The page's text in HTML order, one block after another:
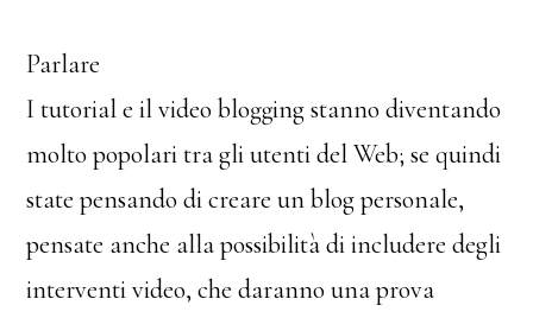
Parlare
I tutorial e il video blogging stanno diventando
molto popolari tra gli utenti del Web; se quindi
state pensando di creare un blog personale,
pensate anche alla possibilità di includere degli
interventi video, che daranno una prova